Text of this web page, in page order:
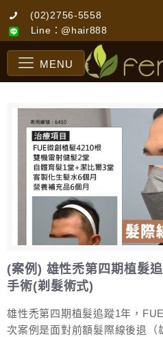
(02)2756-5558
Line：@hair888
MENU
(案例) 雄性禿第四期植髮
手術(剃髮術式)
雄性禿第四期植髮追蹤1年，
次案例是面對前額髮際線後退（